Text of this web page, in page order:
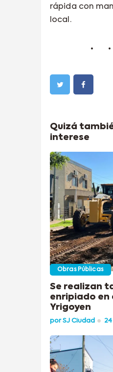
rápida con
local.
Quizá
interese
Obras Públicas
Se realizan
enripiado en
Yrigoyen
porSJ Ciudad